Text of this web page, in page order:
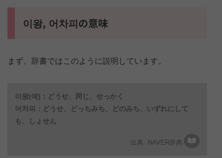
이왕, 어차피の意味
まず、辞書ではこのように説明しています。
이왕(에)：どうせ、同じ、せっかく
어차피：どうせ、どっちみち、どのみち、いずれにして
も、しょせん
NAVER辞典